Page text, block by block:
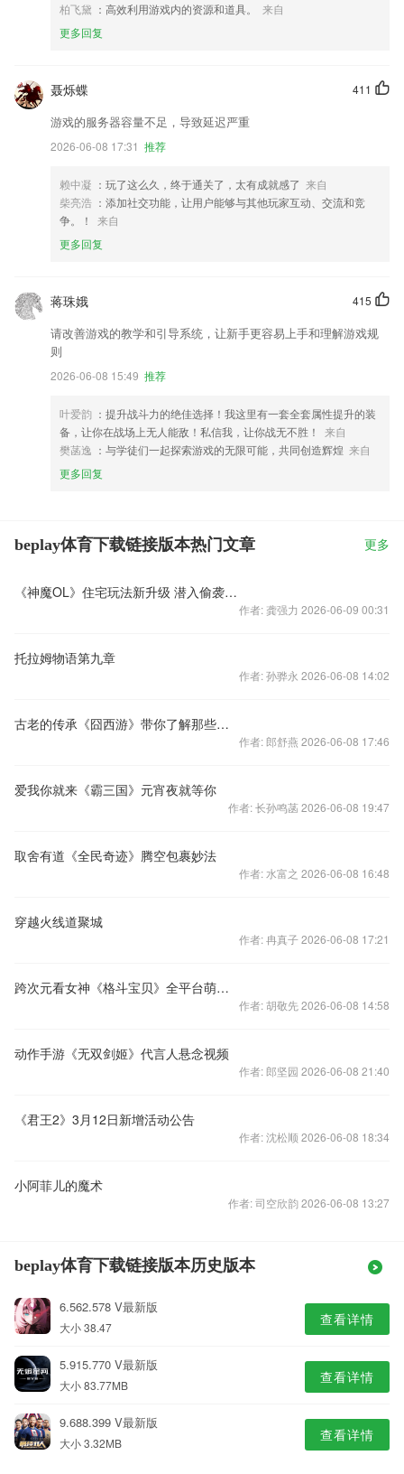
柏飞黛 ：高效利用游戏内的资源和道具。
来自
更多回复
411
聂烁蝶
游戏的服务器容量不足，导致延迟严重
2026-06-08 17:31 推荐
赖中凝 ：玩了这么久，终于通关了，太有成就感了 来自
柴亮浩 ：添加社交功能，让用户能够与其他玩家互动、交流和竞
争。！
来自
更多回复
415
蒋珠娥
请改善游戏的教学和引导系统，让新手更容易上手和理解游戏规
则
2026-06-08 15:49 推荐
叶爱韵 ：提升战斗力的绝佳选择！我这里有一套全套属性提升的装
备，让你在战场上无人能敌！私信我，让你战无不胜！
来自
樊菡逸 ：与学徒们一起探索游戏的无限可能，共同创造辉煌 来自
更多回复
beplay体育下载链接版本热门文章 更多
《神魔OL》住宅玩法新升级 潜入偷袭防不胜防
作者: 龚强力 2026-06-09 00:31
托拉姆物语第九章
作者: 孙骅永 2026-06-08 14:02
古老的传承《囧西游》带你了解那些现代建筑
作者: 郎舒燕 2026-06-08 17:46
爱我你就来《霸三国》元宵夜就等你
作者: 长孙鸣菡 2026-06-08 19:47
取舍有道《全民奇迹》腾空包裹妙法
作者: 水富之 2026-06-08 16:48
穿越火线道聚城
作者: 冉真子 2026-06-08 17:21
跨次元看女神《格斗宝贝》全平台萌动公测
作者: 胡敬先 2026-06-08 14:58
动作手游《无双剑姬》代言人悬念视频
作者: 郎坚园 2026-06-08 21:40
《君王2》3月12日新增活动公告
作者: 沈松顺 2026-06-08 18:34
小阿菲儿的魔术
作者: 司空欣韵 2026-06-08 13:27
beplay体育下载链接版本历史版本
6.562.578 V最新版
大小 38.47 查看详情
5.915.770 V最新版
大小 83.77MB 查看详情
9.688.399 V最新版
大小 3.32MB 查看详情